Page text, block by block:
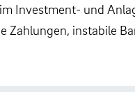
Investment- und
Zahlungen, instabile